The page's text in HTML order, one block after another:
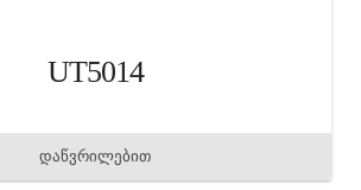
UT5014
დაწვრილებით